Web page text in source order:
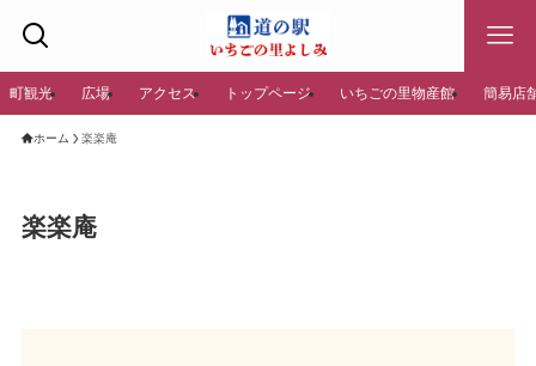
町観光 広場 アクセス トップページ いちごの里物産館 簡易店
ホーム 楽楽庵
楽楽庵